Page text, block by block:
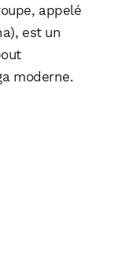
appelé
est un
moderne.